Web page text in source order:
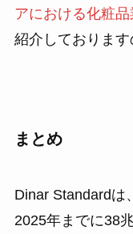
アにおける化粧品
紹介しております
まとめ
Dinar Standardは
2025年までに38